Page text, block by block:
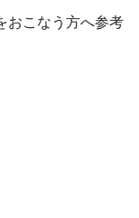
おこなう方へ参考